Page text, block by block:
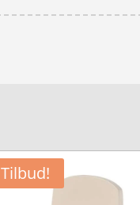
Tilbud!